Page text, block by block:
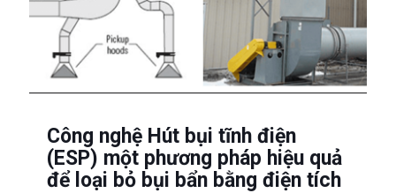
Công nghệ Hút bụi tĩnh điện
(ESP) một phương pháp hiệu quả
để loại bỏ bụi bẩn bằng điện tích